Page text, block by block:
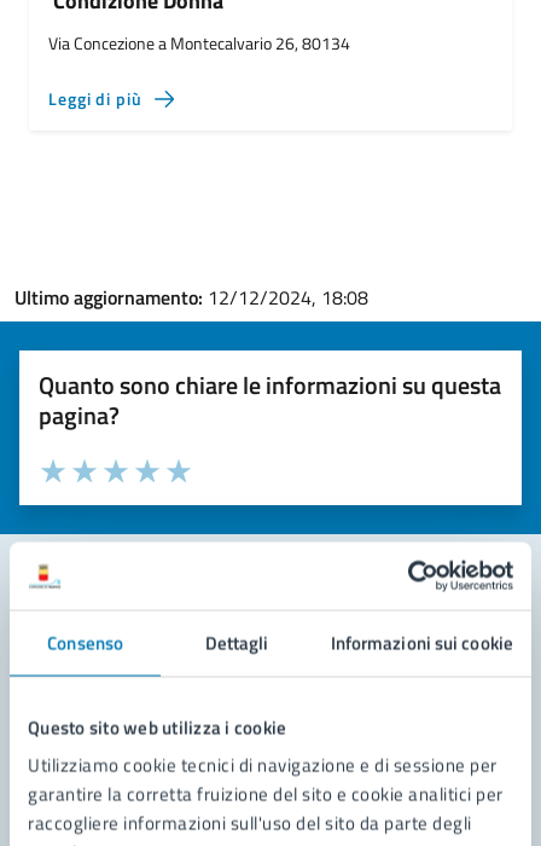
Consenso Dettagli Informazioni sui cookie
Questo sito web utilizza i cookie
Utilizziamo cookie tecnici di navigazione e di sessione per
garantire la corretta fruizione del sito e cookie analitici per
raccogliere informazioni sull'uso del sito da parte degli
Via Concezione a Montecalvario 26, 80134
Leggi di più
Ultimo aggiornamento: 12/12/2024, 18:08
Quanto sono chiare le informazioni su questa
pagina?
Valuta la chiarezza delle informazioni (da 1 a 5 stelle)
Seleziona il numero di stelle per valutare la chiarezza delle
Valuta 5 stelle su 5
Valuta 4 stelle su 5
Valuta 3 stelle su 5
Valuta 2 stelle su 5
Valuta 1 stelle su 5
Contatta il comune
Leggi le domande frequenti
Richiedi assistenza
Prenota appuntamento